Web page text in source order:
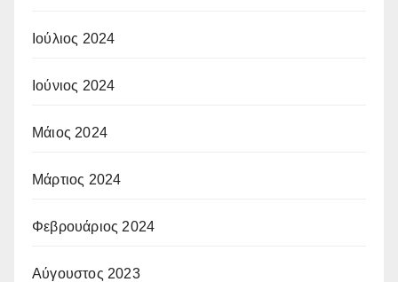
Ιούλιος 2024
Ιούνιος 2024
Μάιος 2024
Μάρτιος 2024
Φεβρουάριος 2024
Αύγουστος 2023